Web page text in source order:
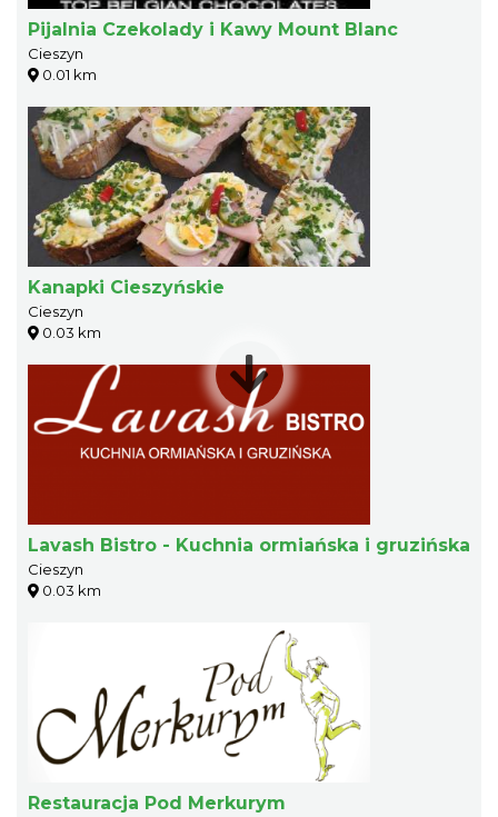
Pijalnia Czekolady i Kawy Mount Blanc
Cieszyn
0.01 km
Kanapki Cieszyńskie
Cieszyn
0.03 km
Lavash Bistro - Kuchnia ormiańska i gruzińska
Cieszyn
0.03 km
Restauracja Pod Merkurym